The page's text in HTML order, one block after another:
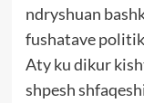
ndryshuan
fushatave
Aty ku dikur
shpesh